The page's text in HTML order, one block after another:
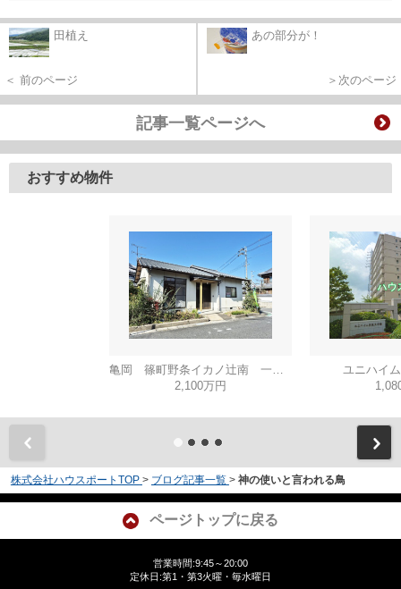
田植え
＜ 前のページ
あの部分が！
＞次のページ
記事一覧ページへ
おすすめ物件
亀岡 篠町野条イカノ辻南 一戸建
2,100万円
ユニハイ
株式会社ハウスポートTOP > ブログ記事一覧 > 神の使いと言われる鳥
ページトップに戻る
営業時間:9:45～20:00
定休日:第1・第3火曜・毎水曜日